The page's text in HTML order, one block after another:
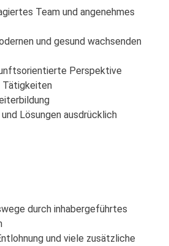
Team und angenehmes
und gesund wachsenden
Perspektive
Tätigkeiten
Lösungen ausdrücklich
durch inhabergeführtes
und viele zusätzliche